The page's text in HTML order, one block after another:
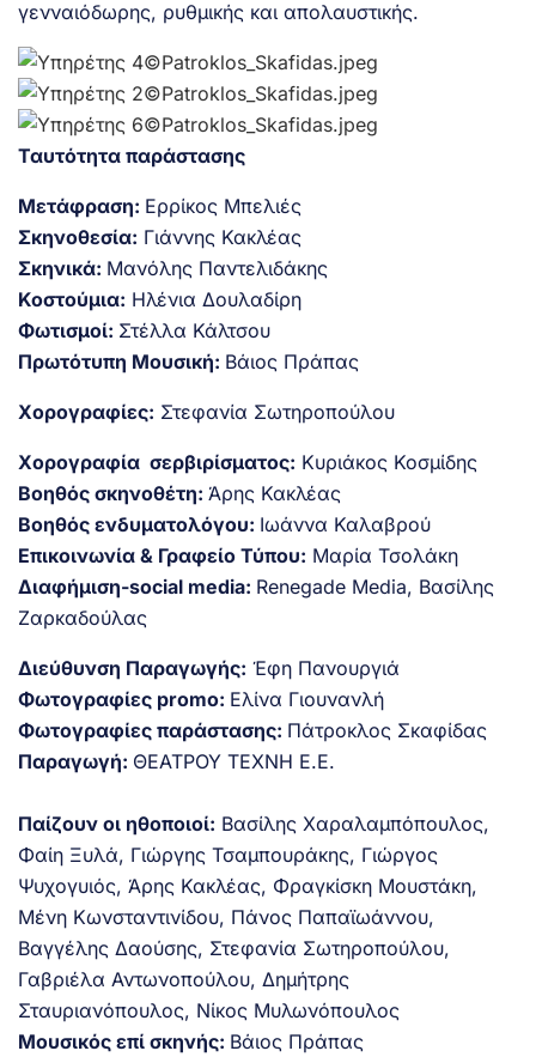
γενναιόδωρης, ρυθμικής και απολαυστικής.
Ταυτότητα παράστασης
Μετάφραση: Ερρίκος Μπελιές
Σκηνοθεσία: Γιάννης Κακλέας
Σκηνικά: Μανόλης Παντελιδάκης
Κοστούμια: Ηλένια Δουλαδίρη
Φωτισμοί: Στέλλα Κάλτσου
Πρωτότυπη Μουσική: Βάιος Πράπας
Χορογραφίες: Στεφανία Σωτηροπούλου
Χορογραφία σερβιρίσματος: Κυριάκος Κοσμίδης
Βοηθός σκηνοθέτη: Άρης Κακλέας
Βοηθός ενδυματολόγου: Ιωάννα Καλαβρού
Επικοινωνία & Γραφείο Τύπου: Μαρία Τσολάκη
Διαφήμιση-social media: Renegade Media, Βασίλης
Ζαρκαδούλας
Διεύθυνση Παραγωγής: Έφη Πανουργιά
Φωτογραφίες promo: Ελίνα Γιουνανλή
Φωτογραφίες παράστασης: Πάτροκλος Σκαφίδας
Παραγωγή: ΘΕΑΤΡΟΥ ΤΕΧΝΗ Ε.Ε.
Παίζουν οι ηθοποιοί: Βασίλης Χαραλαμπόπουλος,
Φαίη Ξυλά, Γιώργης Τσαμπουράκης, Γιώργος
Ψυχογυιός, Άρης Κακλέας, Φραγκίσκη Μουστάκη,
Μένη Κωνσταντινίδου, Πάνος Παπαϊωάννου,
Βαγγέλης Δαούσης, Στεφανία Σωτηροπούλου,
Γαβριέλα Αντωνοπούλου, Δημήτρης
Σταυριανόπουλος, Νίκος Μυλωνόπουλος
Μουσικός επί σκηνής: Βάιος Πράπας